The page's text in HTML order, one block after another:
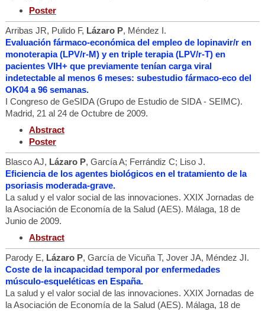
Poster
Arribas JR, Pulido F, Lázaro P, Méndez I.
Evaluación fármaco-económica del empleo de lopinavir/r en
monoterapia (LPV/r-M) y en triple terapia (LPV/r-T) en
pacientes VIH+ que previamente tenían carga viral
indetectable al menos 6 meses: subestudio fármaco-eco del
OK04 a 96 semanas.
I Congreso de GeSIDA (Grupo de Estudio de SIDA - SEIMC).
Madrid, 21 al 24 de Octubre de 2009.
Abstract
Poster
Blasco AJ, Lázaro P, García A; Ferrándiz C; Liso J.
Eficiencia de los agentes biológicos en el tratamiento de la
psoriasis moderada-grave.
La salud y el valor social de las innovaciones. XXIX Jornadas de
la Asociación de Economía de la Salud (AES). Málaga, 18 de
Junio de 2009.
Abstract
Parody E, Lázaro P, García de Vicuña T, Jover JA, Méndez JI.
Coste de la incapacidad temporal por enfermedades
músculo-esqueléticas en España.
La salud y el valor social de las innovaciones. XXIX Jornadas de
la Asociación de Economía de la Salud (AES). Málaga, 18 de